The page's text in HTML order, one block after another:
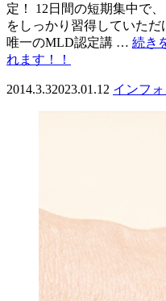
定！ 12日間の短期集中で
をしっかり習得していた
唯一のMLD認定講 … 続き
れます！！
2014.3.32023.01.12 インフ